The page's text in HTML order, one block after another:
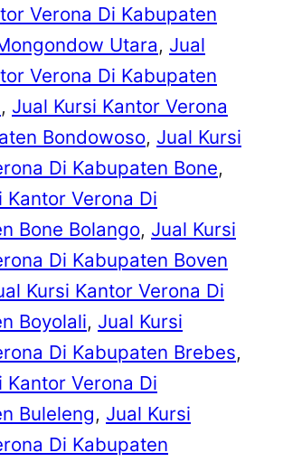
Verona Di Kabupaten
Utara, Jual
Verona Di Kabupaten
, Jual Kursi Kantor Verona
Bondowoso, Jual Kursi
Di Kabupaten Bone
Kantor Verona Di
Bone Bolango, Jual Kursi
Di Kabupaten Boven
Kursi Kantor Verona Di
Boyolali, Jual Kursi
Di Kabupaten Brebes
Kantor Verona Di
Buleleng, Jual Kursi
Di Kabupaten